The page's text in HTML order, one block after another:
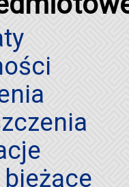
bieżące